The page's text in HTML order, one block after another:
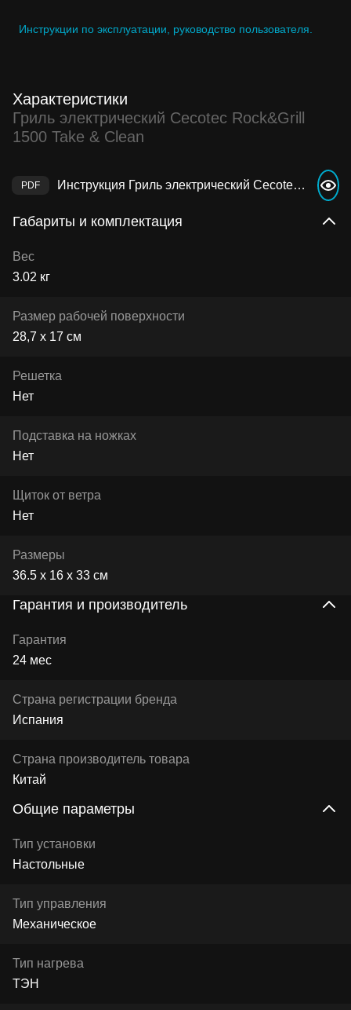
Инструкции по эксплуатации, руководство пользователя.
Характеристики
Гриль электрический Cecotec Rock&Grill
1500 Take & Clean
Инструкция Гриль электрический Cecotec Rock&Grill 1500 Take & Clean
Габариты и комплектация
Вес
3.02 кг
Размер рабочей поверхности
28,7 x 17 см
Решетка
Нет
Подставка на ножках
Нет
Щиток от ветра
Нет
Размеры
36.5 x 16 x 33 см
Гарантия и производитель
Гарантия
24 мес
Страна регистрации бренда
Испания
Страна производитель товара
Китай
Общие параметры
Тип установки
Настольные
Тип управления
Механическое
Тип нагрева
ТЭН